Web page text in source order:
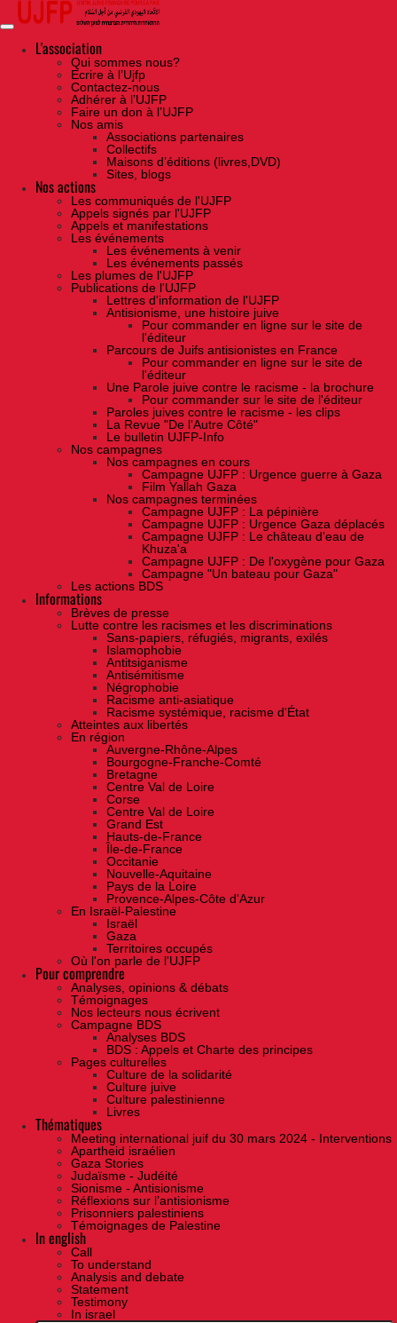
Skip
the
contentL'association
Qui sommes nous?
Ecrire à l’Ujfp
Contactez-nous
Adhérer à l’UJFP
Faire un don à l’UJFP
Nos amis
Associations partenaires
Collectifs
Maisons d’éditions (livres,DVD)
Sites, blogs
Nos actions
Les communiqués de l'UJFP
Appels signés par l'UJFP
Appels et manifestations
Les événements
Les événements à venir
Les événements passés
Les plumes de l'UJFP
Publications de l'UJFP
Lettres d'information de l'UJFP
Antisionisme, une histoire juive
Pour commander en ligne sur le site de
l'éditeur
Parcours de Juifs antisionistes en France
Pour commander en ligne sur le site de
l'éditeur
Une Parole juive contre le racisme - la brochure
Pour commander sur le site de l'éditeur
Paroles juives contre le racisme - les clips
La Revue "De l'Autre Côté"
Le bulletin UJFP-Info
Nos campagnes
Nos campagnes en cours
Campagne UJFP : Urgence guerre à Gaza
Film Yallah Gaza
Nos campagnes terminées
Campagne UJFP : La pépinière
Campagne UJFP : Urgence Gaza déplacés
Campagne UJFP : Le château d'eau de
Khuza'a
Campagne UJFP : De l'oxygène pour Gaza
Campagne "Un bateau pour Gaza"
Les actions BDS
Informations
Brèves de presse
Lutte contre les racismes et les discriminations
Sans-papiers, réfugiés, migrants, exilés
Islamophobie
Antitsiganisme
Antisémitisme
Négrophobie
Racisme anti-asiatique
Racisme systémique, racisme d'État
Atteintes aux libertés
En région
Auvergne-Rhône-Alpes
Bourgogne-Franche-Comté
Bretagne
Centre Val de Loire
Corse
Centre Val de Loire
Grand Est
Hauts-de-France
Île-de-France
Occitanie
Nouvelle-Aquitaine
Pays de la Loire
Provence-Alpes-Côte d'Azur
En Israël-Palestine
Israël
Gaza
Territoires occupés
Où l'on parle de l'UJFP
Pour comprendre
Analyses, opinions & débats
Témoignages
Nos lecteurs nous écrivent
Campagne BDS
Analyses BDS
BDS : Appels et Charte des principes
Pages culturelles
Culture de la solidarité
Culture juive
Culture palestinienne
Livres
Thématiques
Meeting international juif du 30 mars 2024 - Interventions
Apartheid israélien
Gaza Stories
Judaïsme - Judéité
Sionisme - Antisionisme
Réflexions sur l’antisionisme
Prisonniers palestiniens
Témoignages de Palestine
In english
Call
To understand
Analysis and debate
Statement
Testimony
In israel